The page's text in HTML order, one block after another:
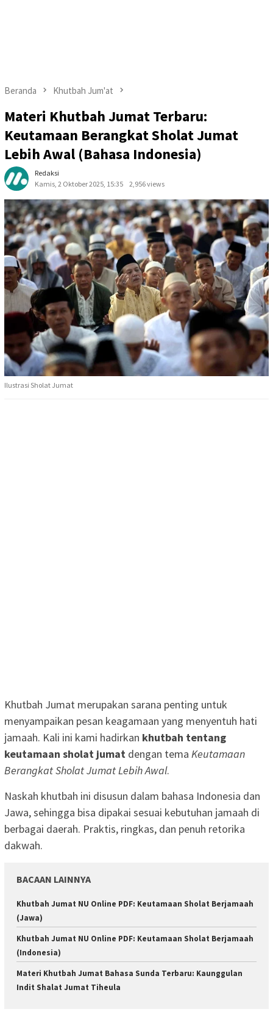
Beranda Khutbah Jum'at
Materi Khutbah Jumat Terbaru:
Keutamaan Berangkat Sholat Jumat
Lebih Awal (Bahasa Indonesia)
Redaksi
Kamis, 2 Oktober 2025, 15:35
2,956 views
Ilustrasi Sholat Jumat
Khutbah Jumat merupakan sarana penting untuk
menyampaikan pesan keagamaan yang menyentuh hati
jamaah. Kali ini kami hadirkan khutbah tentang
keutamaan sholat jumat dengan tema Keutamaan
Berangkat Sholat Jumat Lebih Awal.
Naskah khutbah ini disusun dalam bahasa Indonesia dan
Jawa, sehingga bisa dipakai sesuai kebutuhan jamaah di
berbagai daerah. Praktis, ringkas, dan penuh retorika
dakwah.
BACAAN LAINNYA
Khutbah Jumat NU Online PDF: Keutamaan Sholat Berjamaah
(Jawa)
Khutbah Jumat NU Online PDF: Keutamaan Sholat Berjamaah
(Indonesia)
Materi Khutbah Jumat Bahasa Sunda Terbaru: Kaunggulan
Indit Shalat Jumat Tiheula